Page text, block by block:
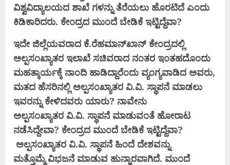
ವಿಶ್ವವಿದ್ಯಾಲಯದ ಶಾಖೆ ಗಳನ್ನು ತೆರೆಯಲು ಹೊರಟಿದೆ ಎಂದು
ಕಿಡಿಕಾರಿದರು. ಕೇಂದ್ರದ ಮುಂದೆ ಬೇಡಿಕೆ ಇಟ್ಟಿದ್ದೆವಾ?
ಇದೇ ಜಿಲ್ಲೆಯವರಾದ ಕೆ.ರೆಹಮಾನ್‌ಖಾನ್ ಕೇಂದ್ರದಲ್ಲಿ
ಅಲ್ಪಸಂಖ್ಯಾತರ ಇಲಾಖೆ ಸಚಿವರಾದ ನಂತರ ಇಂತಹದೊಂದು
ಮಹತ್ಕಾರ್ಯಕ್ಕೆ ನಾಂದಿ ಹಾಡಿದ್ದಾರೆಂದು ವ್ಯಂಗ್ಯವಾಡಿದ ಅವರು,
ಮತದ ಹೆಸರಿನಲ್ಲಿ ಅಲ್ಪಸಂಖ್ಯಾತರ ವಿ.ವಿ. ಸ್ಥಾಪನೆ ಮಾಡಲು
ಇವರನ್ನು ಕೇಳಿದವರು ಯಾರು? ನಾವೇನು
ಅಲ್ಪಸಂಖ್ಯಾತರ ವಿ.ವಿ. ಸ್ಥಾಪನೆ ಮಾಡುವಂತೆ ಹೋರಾಟ
ನಡೆಸಿದ್ದೇವಾ? ಕೇಂದ್ರದ ಮುಂದೆ ಬೇಡಿಕೆ ಇಟ್ಟಿದ್ದೆವಾ?
ಅಲ್ಪಸಂಖ್ಯಾತರ ವಿ.ವಿ. ಸ್ಥಾಪನೆ ಹಿಂದೆ ದೇಶವನ್ನು
ಮತ್ತೊಮ್ಮೆವಿಭಜನೆ ಮಾಡುವ ಹುನ್ನಾರವಾಗಿದೆ. ಮುಂದೆ